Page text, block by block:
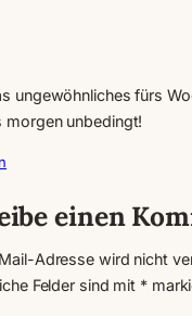
ungewöhnliches fürs
morgen unbedingt!
einen
Adresse wird nicht
Felder sind mit *